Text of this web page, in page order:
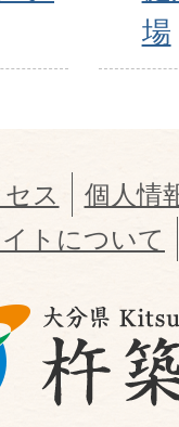
場
ス
個人情
トについて